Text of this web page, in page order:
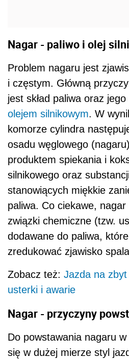
Nagar - paliwo i olej
Problem nagaru jest
i częstym. Główną
jest skład paliwa oraz
olejem silnikowym. W
komorze cylindra
osadu węglowego
produktem spiekania i
silnikowego oraz substancji
stanowiących miękkie
paliwa. Co ciekawe,
związki chemiczne (tzw.
dodawane do paliwa,
zredukować zjawisko
Zobacz też: Jazda na
usterki i awarie
Nagar - przyczyny
Do powstawania nagaru
się w dużej mierze styl